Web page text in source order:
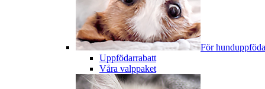
För
Uppfödarrabatt
Våra valppaket